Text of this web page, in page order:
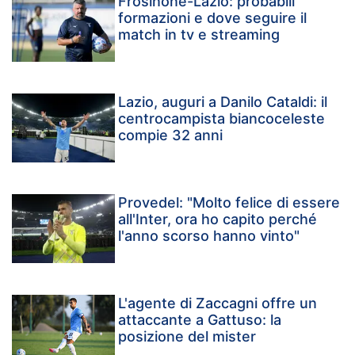
formazioni e dove seguire il
match in tv e streaming
Lazio, auguri a Danilo Cataldi: il
centrocampista biancoceleste
compie 32 anni
Provedel: "Molto felice di essere
all'Inter, ora ho capito perché
l'anno scorso hanno vinto"
L'agente di Zaccagni offre un
attaccante a Gattuso: la
posizione del mister